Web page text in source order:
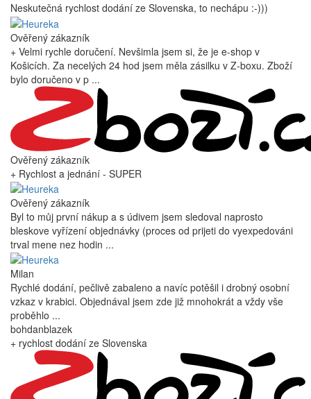
Neskutečná rychlost dodání ze Slovenska, to nechápu :-)))
Ověřený zákazník
+ Velmi rychle doručení. Nevšimla jsem si, že je e-shop v
Košicích. Za necelých 24 hod jsem měla zásilku v Z-boxu. Zboží
bylo doručeno v p ...
Ověřený zákazník
+ Rychlost a jednání - SUPER
Ověřený zákazník
Byl to můj první nákup a s údivem jsem sledoval naprosto
bleskove vyřízení objednávky (proces od prijeti do vyexpedováni
trval mene nez hodin ...
Milan
Rychlé dodání, pečlivě zabaleno a navíc potěšil i drobný osobní
vzkaz v krabici. Objednával jsem zde již mnohokrát a vždy vše
proběhlo ...
bohdanblazek
+ rychlost dodání ze Slovenska